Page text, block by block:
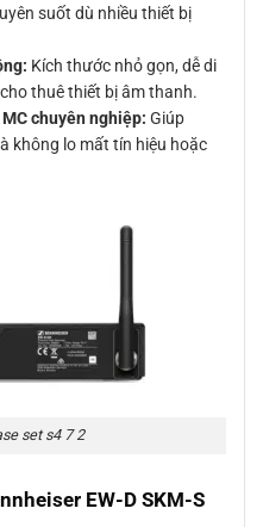
suốt dù nhiều thiết bị
Kích thước nhỏ gọn, dễ di
thuê thiết bị âm thanh.
chuyên nghiệp: Giúp
không lo mất tín hiệu hoặc
set s4 7 2
EW-D SKM-S